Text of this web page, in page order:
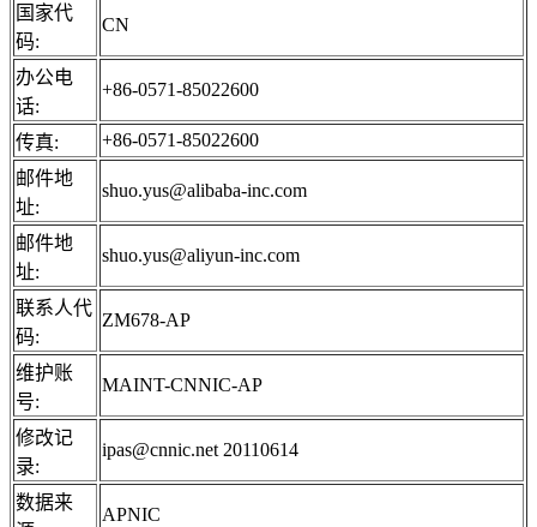
国家代
码:
CN
办公电
话:
+86-0571-85022600
传真:
+86-0571-85022600
邮件地
址:
shuo.yus@alibaba-inc.com
邮件地
址:
shuo.yus@aliyun-inc.com
联系人代
码:
ZM678-AP
维护账
号:
MAINT-CNNIC-AP
修改记
录:
ipas@cnnic.net 20110614
数据来
APNIC